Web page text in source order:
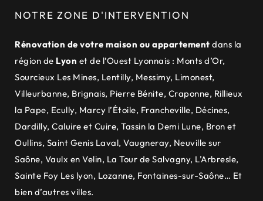
NOTRE ZONE D'INTERVENTION
Rénovation de votre maison ou appartement dans la
région de Lyon et de l’Ouest Lyonnais : Monts d’Or,
Sourcieux Les Mines, Lentilly, Messimy, Limonest,
Villeurbanne, Brignais, Pierre Bénite, Craponne, Rillieux
la Pape, Ecully, Marcy l’Étoile, Francheville, Décines,
Dardilly, Caluire et Cuire, Tassin la Demi Lune, Bron et
Oullins, Saint Genis Laval, Vaugneray, Neuville sur
Saône, Vaulx en Velin, La Tour de Salvagny, L’Arbresle,
Sainte Foy Les lyon, Lozanne, Fontaines-sur-Saône… Et
bien d’autres villes.